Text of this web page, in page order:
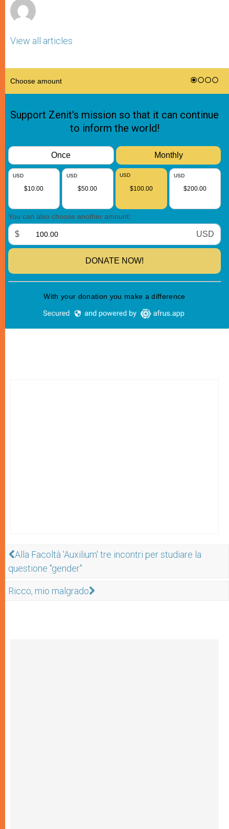
View all articles
Alla Facoltà 'Auxilium' tre incontri per studiare la
questione "gender"
Ricco, mio malgrado